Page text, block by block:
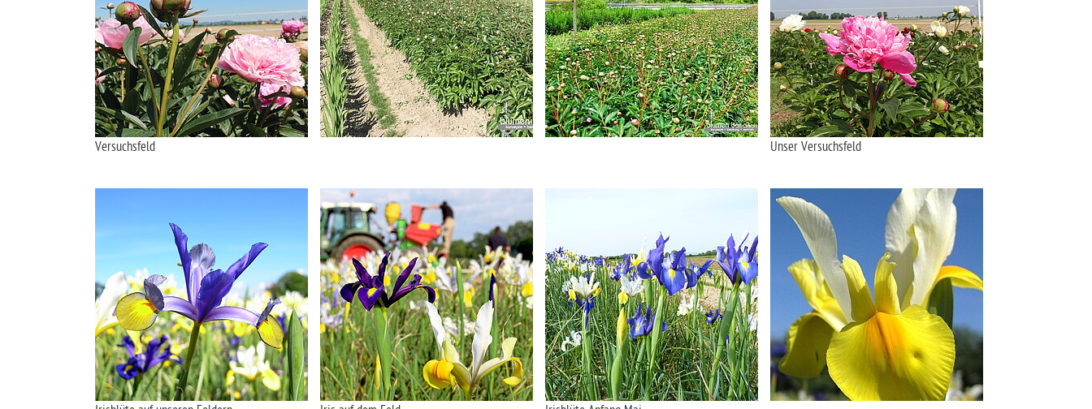
Versuchsfeld Unser Versuchsfeld